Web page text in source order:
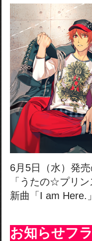
6月5日（水）発
「うたの☆プリ
新曲「I am Here.
お知らせフ